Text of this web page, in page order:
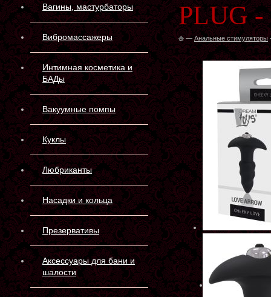
Вагины, мастурбаторы
Вибромассажеры
Интимная косметика и
БАДы
Вакуумные помпы
Куклы
Любриканты
Насадки и кольца
Презервативы
Аксессуары для бани и
шалости
PLUG -
—Анальные стимуляторы